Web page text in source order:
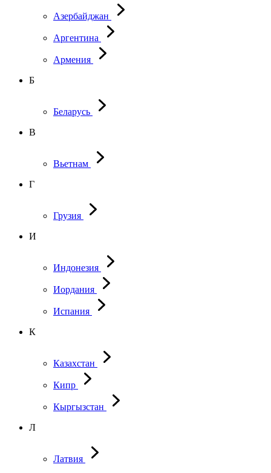
Азербайджан
Аргентина
Армения
Б
Беларусь
В
Вьетнам
Г
Грузия
И
Индонезия
Иордания
Испания
К
Казахстан
Кипр
Кыргызстан
Л
Латвия